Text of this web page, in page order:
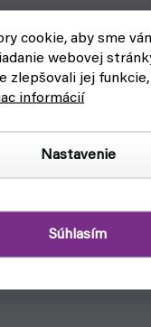
cookie, aby sme
webovej
zlepšovali jej
informácií
Nastavenie
Súhlasím
Map Forest 30x30"
a 30x30 polí.